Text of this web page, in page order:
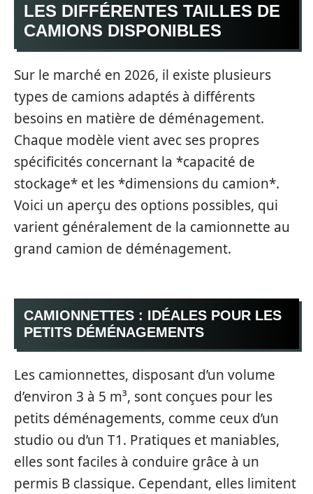
LES DIFFÉRENTES TAILLES DE
CAMIONS DISPONIBLES
Sur le marché en 2026, il existe plusieurs
types de camions adaptés à différents
besoins en matière de déménagement.
Chaque modèle vient avec ses propres
spécificités concernant la *capacité de
stockage* et les *dimensions du camion*.
Voici un aperçu des options possibles, qui
varient généralement de la camionnette au
grand camion de déménagement.
CAMIONNETTES : IDÉALES POUR LES
PETITS DÉMÉNAGEMENTS
Les camionnettes, disposant d’un volume
d’environ 3 à 5 m³, sont conçues pour les
petits déménagements, comme ceux d’un
studio ou d’un T1. Pratiques et maniables,
elles sont faciles à conduire grâce à un
permis B classique. Cependant, elles limitent